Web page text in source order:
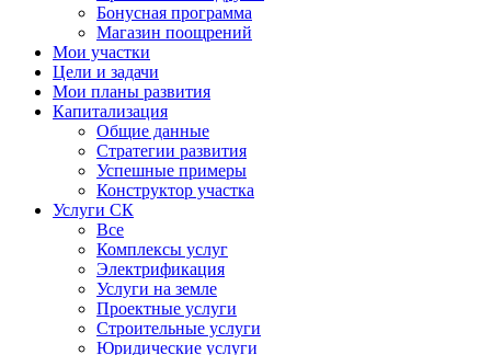
Бонусная программа
Магазин поощрений
Мои участки
Цели и задачи
Мои планы развития
Капитализация
Общие данные
Стратегии развития
Успешные примеры
Конструктор участка
Услуги СК
Все
Комплексы услуг
Электрификация
Услуги на земле
Проектные услуги
Строительные услуги
Юридические услуги